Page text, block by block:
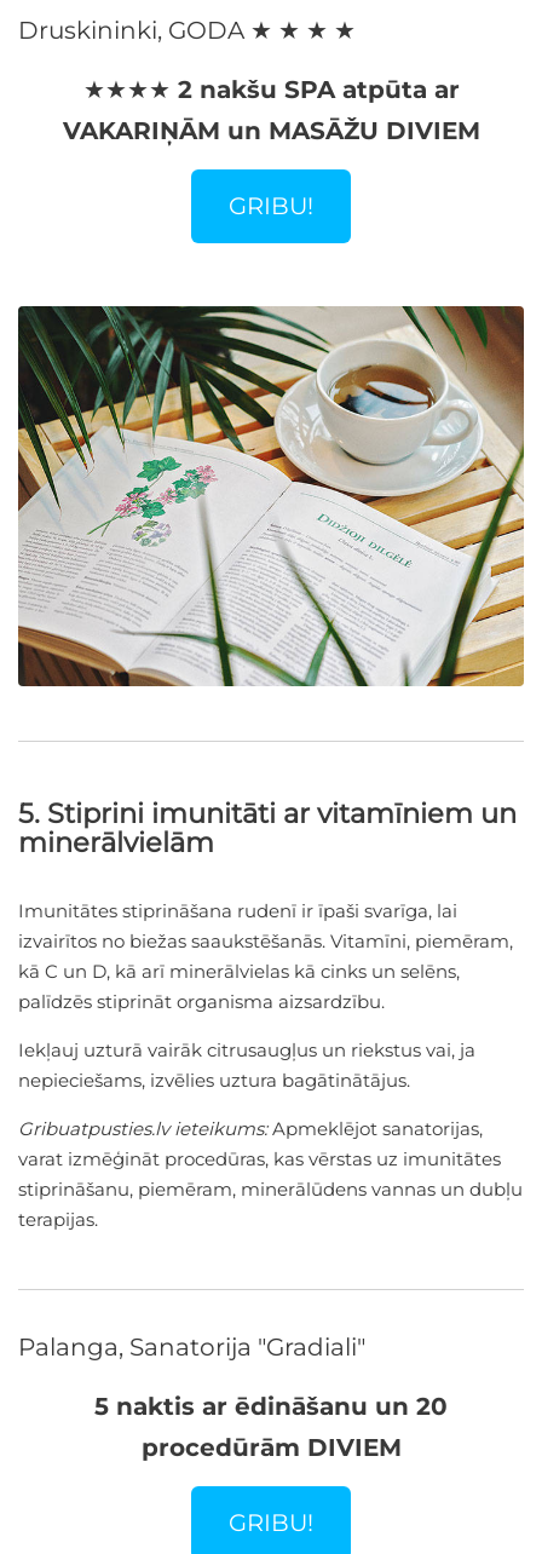
Druskininki, GODA ★ ★ ★ ★
★★★★ 2 nakšu SPA atpūta ar
VAKARIŅĀM un MASĀŽU DIVIEM
GRIBU!
5. Stiprini imunitāti ar vitamīniem un
minerālvielām
Imunitātes stiprināšana rudenī ir īpaši svarīga, lai
izvairītos no biežas saaukstēšanās. Vitamīni, piemēram,
kā C un D, kā arī minerālvielas kā cinks un selēns,
palīdzēs stiprināt organisma aizsardzību.
Iekļauj uzturā vairāk citrusaugļus un riekstus vai, ja
nepieciešams, izvēlies uztura bagātinātājus.
Gribuatpusties.lv ieteikums:Apmeklējot sanatorijas,
varat izmēģināt procedūras, kas vērstas uz imunitātes
stiprināšanu, piemēram, minerālūdens vannas un dubļu
terapijas.
Palanga, Sanatorija "Gradiali"
5 naktis ar ēdināšanu un 20
procedūrām DIVIEM
GRIBU!